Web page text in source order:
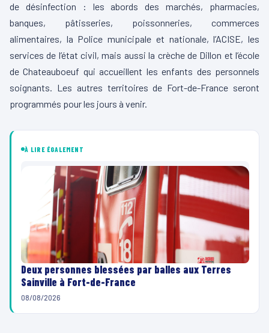
de désinfection : les abords des marchés, pharmacies,
banques, pâtisseries, poissonneries, commerces
alimentaires, la Police municipale et nationale, l’ACISE, les
services de l’état civil, mais aussi la crèche de Dillon et l’école
de Chateauboeuf qui accueillent les enfants des personnels
soignants. Les autres territoires de Fort-de-France seront
programmés pour les jours à venir.
À LIRE ÉGALEMENT
Deux personnes blessées par balles aux Terres
Sainville à Fort-de-France
08/08/2026